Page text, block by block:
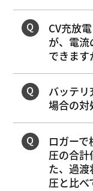
CV充放
が、電
できます
バッテリ
場合の対
ロガー
圧の合計
た、過
圧と比べ